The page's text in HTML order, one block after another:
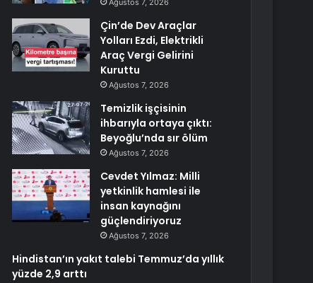
Ağustos 7, 2026
Çin’de Dev Araçlar
Yolları Ezdi, Elektrikli
Araç Vergi Gelirini
Kuruttu
Ağustos 7, 2026
Temizlik işçisinin
ihbarıyla ortaya çıktı:
Beyoğlu’nda sır ölüm
Ağustos 7, 2026
Cevdet Yılmaz: Milli
yetkinlik hamlesi ile
insan kaynağını
güçlendiriyoruz
Ağustos 7, 2026
Hindistan’ın yakıt talebi Temmuz’da yıllık
yüzde 2,9 arttı